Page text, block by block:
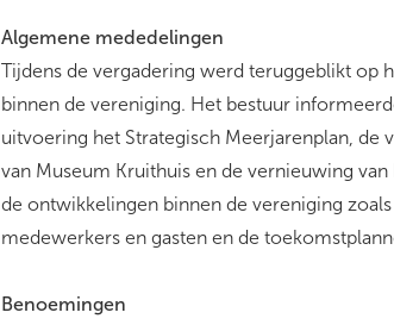
Algemene mededelingen
Tijdens de vergadering werd teruggeblikt op
binnen de vereniging. Het bestuur
uitvoering het Strategisch Meerjarenplan, de
van Museum Kruithuis en de vernieuwing
de ontwikkelingen binnen de vereniging
medewerkers en gasten en de
Benoemingen